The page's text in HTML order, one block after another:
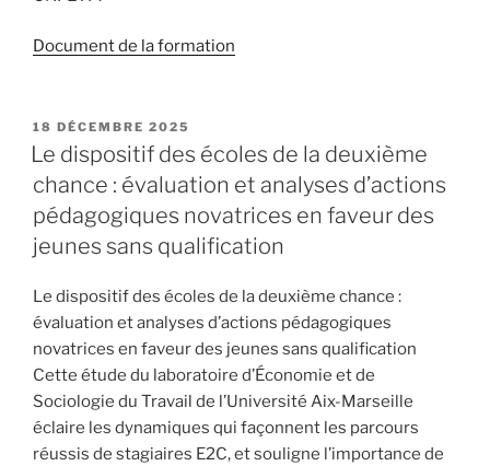
Document de la formation
PUBLIÉ
LE
18 DÉCEMBRE 2025
Le dispositif des écoles de la deuxième
chance : évaluation et analyses d’actions
pédagogiques novatrices en faveur des
jeunes sans qualification
Le dispositif des écoles de la deuxième chance :
évaluation et analyses d’actions pédagogiques
novatrices en faveur des jeunes sans qualification
Cette étude du laboratoire d’Économie et de
Sociologie du Travail de l’Université Aix-Marseille
éclaire les dynamiques qui façonnent les parcours
réussis de stagiaires E2C, et souligne l’importance de